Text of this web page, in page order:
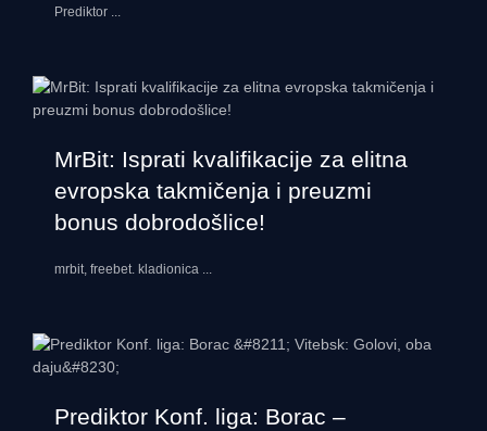
Prediktor ...
MrBit: Isprati kvalifikacije za elitna
evropska takmičenja i preuzmi
bonus dobrodošlice!
mrbit, freebet. kladionica ...
Prediktor Konf. liga: Borac –